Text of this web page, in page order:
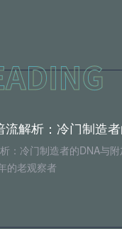
：冷门制造者的DNA与
的老观察者